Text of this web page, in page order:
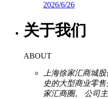
2026/6/26
关于我们
ABOUT
上海徐家汇商城
史的大型商业零
家汇商圈。 公司